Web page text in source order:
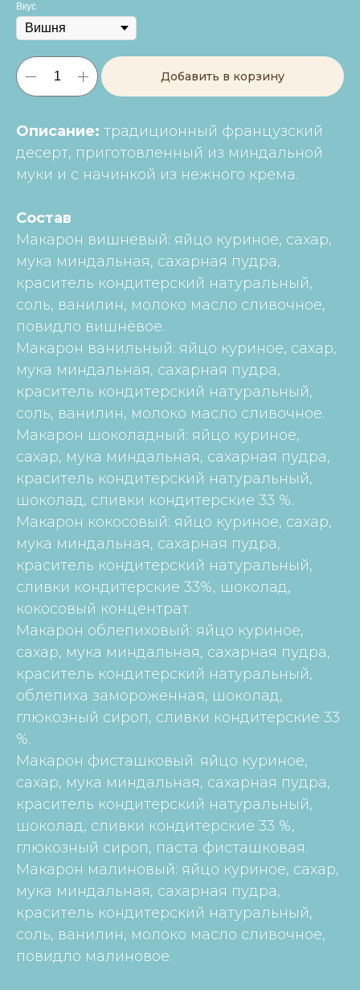
Вкус
Добавить в корзину
Описание: традиционный французский
десерт, приготовленный из миндальной
муки и с начинкой из нежного крема.
Состав
Макарон вишневый: яйцо куриное, сахар,
мука миндальная, сахарная пудра,
краситель кондитерский натуральный,
соль, ванилин, молоко масло сливочное,
повидло вишнёвое.
Макарон ванильный: яйцо куриное, сахар,
мука миндальная, сахарная пудра,
краситель кондитерский натуральный,
соль, ванилин, молоко масло сливочное.
Макарон шоколадный: яйцо куриное,
сахар, мука миндальная, сахарная пудра,
краситель кондитерский натуральный,
шоколад, сливки кондитерские 33 %.
Макарон кокосовый: яйцо куриное, сахар,
мука миндальная, сахарная пудра,
краситель кондитерский натуральный,
сливки кондитерские 33%, шоколад,
кокосовый концентрат.
Макарон облепиховый: яйцо куриное,
сахар, мука миндальная, сахарная пудра,
краситель кондитерский натуральный,
облепиха замороженная, шоколад,
глюкозный сироп, сливки кондитерские 33
%.
Макарон фисташковый: яйцо куриное,
сахар, мука миндальная, сахарная пудра,
краситель кондитерский натуральный,
шоколад, сливки кондитерские 33 %,
глюкозный сироп, паста фисташковая.
Макарон малиновый: яйцо куриное, сахар,
мука миндальная, сахарная пудра,
краситель кондитерский натуральный,
соль, ванилин, молоко масло сливочное,
повидло малиновое.